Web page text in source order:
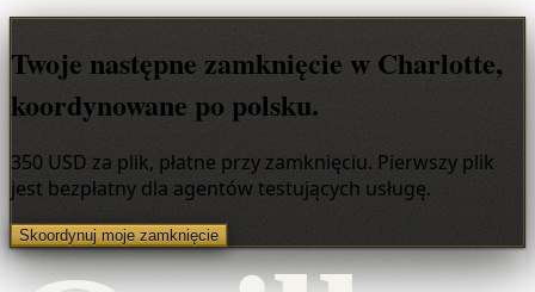
Twoje następne zamknięcie w Charlotte,
koordynowane po polsku.
350 USD za plik, płatne przy zamknięciu. Pierwszy plik
jest bezpłatny dla agentów testujących usługę.
Skoordynuj moje zamknięcie